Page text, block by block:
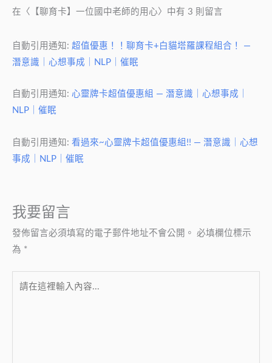
在〈【聊育卡】一位國中老師的用心〉中有 3 則留言
自動引用通知: 超值優惠！！聊育卡+白貓塔羅課程組合！ —
潛意識｜心想事成｜NLP｜催眠
自動引用通知: 心靈牌卡超值優惠組 — 潛意識｜心想事成｜
NLP｜催眠
自動引用通知: 看過來~心靈牌卡超值優惠組!! — 潛意識｜心想
事成｜NLP｜催眠
我要留言
發佈留言必須填寫的電子郵件地址不會公開。 必填欄位標示
為 *